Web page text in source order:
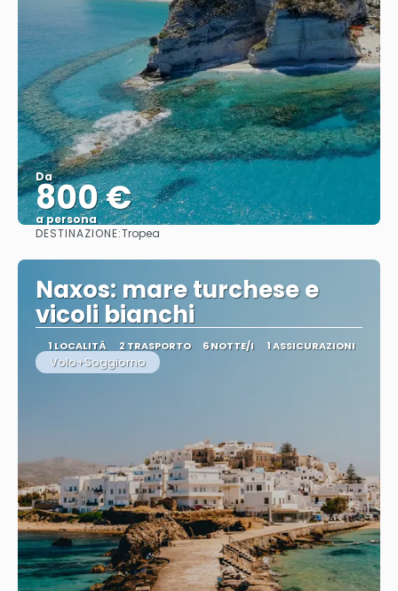
Da
800 €
a persona
DESTINAZIONE:Tropea
Naxos: mare turchese e
vicoli bianchi
1 LOCALITÀ 2 TRASPORTO 6 NOTTE/I 1 ASSICURAZIONI
Volo+Soggiorno